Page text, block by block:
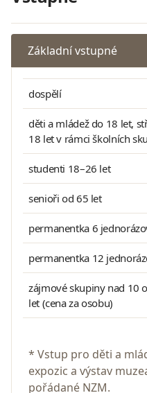
Základní vstupné
dospělí
děti a mládež do 18 let,
18 let v rámci školních
studenti 18–26 let
senioři od 65 let
permanentka 6
permanentka 12
zájmové skupiny nad 10
let (cena za osobu)
* Vstup pro děti a
expozic a výstav
pořádané NZM.